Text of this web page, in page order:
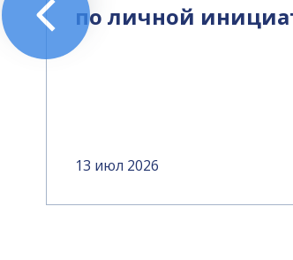
по личной
13 июл 2026